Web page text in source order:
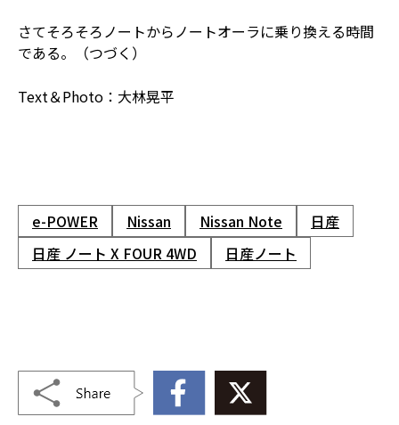
さてそろそろノートからノートオーラに乗り換える時間
である。（つづく）
Text＆Photo：大林晃平
e-POWER Nissan Nissan Note
日産
日産 ノート X FOUR 4WD
日産ノート